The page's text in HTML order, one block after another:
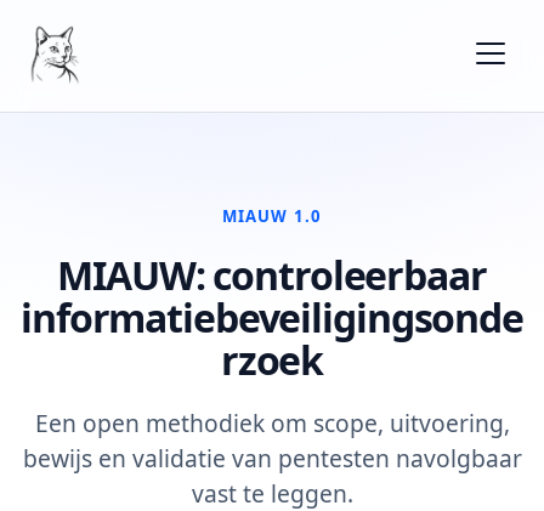
MIAUW 1.0
MIAUW: controleerbaar
informatiebeveiligingsonde
rzoek
Een open methodiek om scope, uitvoering,
bewijs en validatie van pentesten navolgbaar
vast te leggen.